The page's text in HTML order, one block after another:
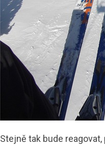
Stejně tak bude